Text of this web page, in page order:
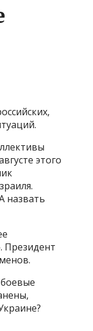
этого
назвать
Президент